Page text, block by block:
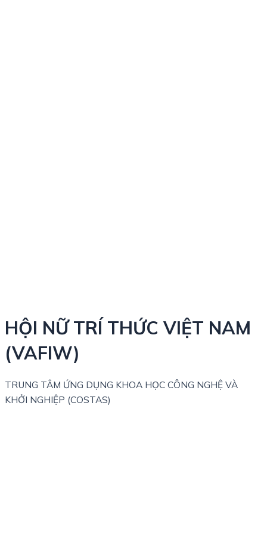
HỘI NỮ TRÍ THỨC VIỆT NAM
(VAFIW)
TRUNG TÂM ỨNG DỤNG KHOA HỌC CÔNG NGHỆ VÀ
KHỞI NGHIỆP (COSTAS)